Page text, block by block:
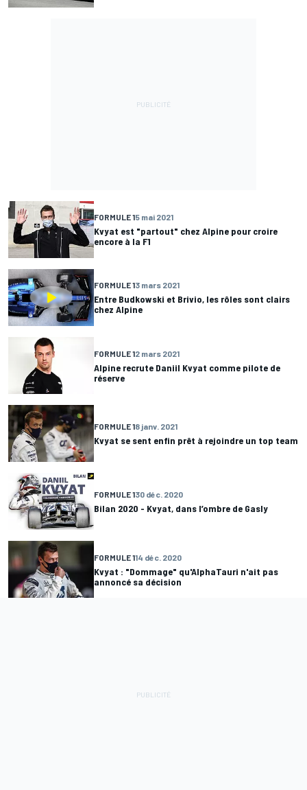
FORMULE 15 mai 2021
Kvyat est "partout" chez Alpine pour croire
encore à la F1
FORMULE 13 mars 2021
Entre Budkowski et Brivio, les rôles sont clairs
chez Alpine
FORMULE 12 mars 2021
Alpine recrute Daniil Kvyat comme pilote de
réserve
FORMULE 18 janv. 2021
Kvyat se sent enfin prêt à rejoindre un top team
FORMULE 130 déc. 2020
Bilan 2020 - Kvyat, dans l’ombre de Gasly
FORMULE 114 déc. 2020
Kvyat : "Dommage" qu'AlphaTauri n'ait pas
annoncé sa décision